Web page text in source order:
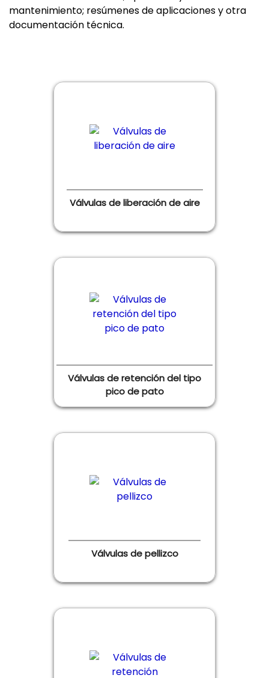
mantenimiento; resúmenes de aplicaciones y otra
documentación técnica.
Válvulas de liberación de aire
Válvulas de retención del tipo
pico de pato
Válvulas de pellizco